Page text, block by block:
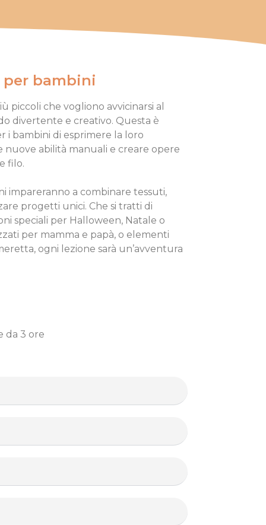
bambini
piccoli che vogliono avvicinarsi al
divertente e creativo. Questa è
i bambini di esprimere la loro
nuove abilità manuali e creare opere
filo.
impareranno a combinare tessuti,
progetti unici. Che si tratti di
speciali per Halloween, Natale o
per mamma e papà, o elementi
ogni lezione sarà un’avventura
da 3 ore